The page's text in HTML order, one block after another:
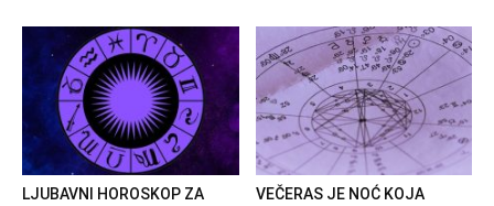
LJUBAVNI HOROSKOP ZA
VEČERAS JE NOĆ KOJA